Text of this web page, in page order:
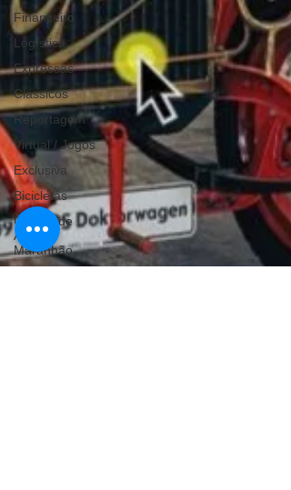
Financeiro
Logística
Expressas
Clássicos
Reportagem
Virtual / Jogos
Exclusiva
Bicicletas
Coluna de
André
Maranhão